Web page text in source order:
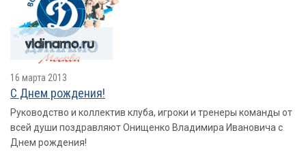
16 марта 2013
С Днем рождения!
Руководство и коллектив клуба, игроки и тренеры команды от
всей души поздравляют Онищенко Владимира Ивановича с
Днем рождения!